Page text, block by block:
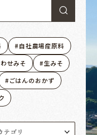
自社農場産原料
せみそ
生みそ
ごはんのおかず